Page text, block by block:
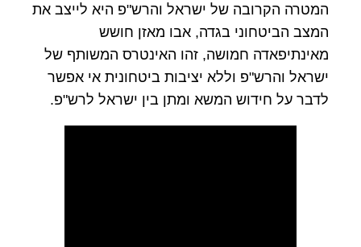
המטרה הקרובה של ישראל והרש"פ היא לייצב את
המצב הביטחוני בגדה, אבו מאזן חושש
מאינתיפאדה חמושה, זהו האינטרס המשותף של
ישראל והרש"פ וללא יציבות ביטחונית אי אפשר
לדבר על חידוש המשא ומתן בין ישראל לרש"פ.